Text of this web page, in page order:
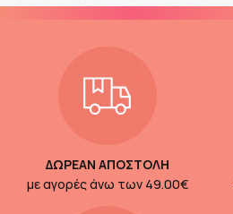
ΔΩΡΕΑΝ ΑΠΟΣΤΟΛΗ
με αγορές άνω των 49.00€